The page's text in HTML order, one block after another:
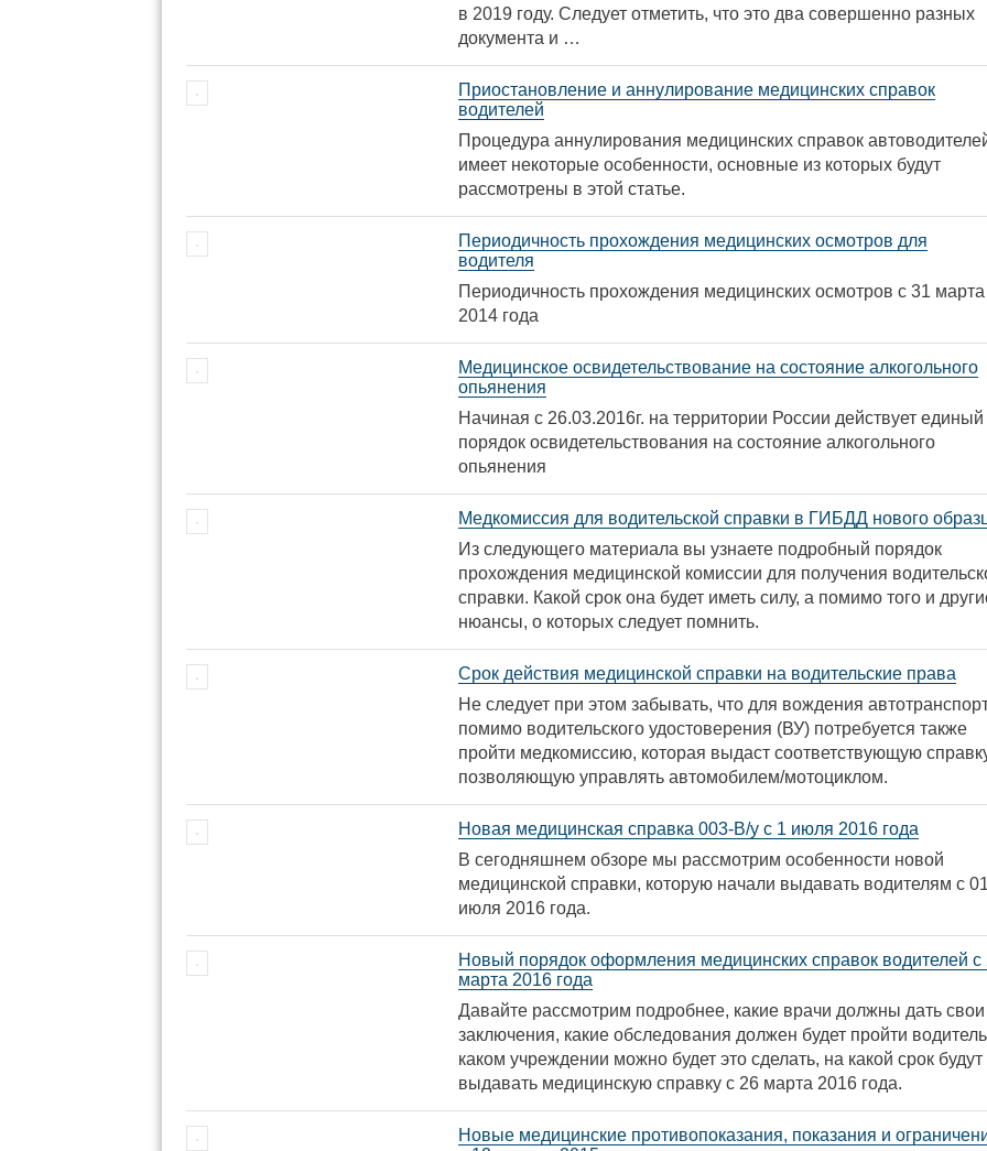
в 2019 году. Следует отметить, что это два совершенно разных
документа и …
Приостановление и аннулирование медицинских справок
водителей
Процедура аннулирования медицинских справок
имеет некоторые особенности, основные из которых будут
рассмотрены в этой статье.
Периодичность прохождения медицинских осмотров для
водителя
Периодичность прохождения медицинских осмотров с 31 марта
2014 года
Медицинское освидетельствование на состояние алкогольного
опьянения
Начиная с 26.03.2016г. на территории России действует единый
порядок освидетельствования на состояние алкогольного
опьянения
Медкомиссия для водительской справки в ГИБДД нового
Из следующего материала вы узнаете подробный порядок
прохождения медицинской комиссии для получения
справки. Какой срок она будет иметь силу, а помимо того и
нюансы, о которых следует помнить.
Срок действия медицинской справки на водительские права
Не следует при этом забывать, что для вождения
помимо водительского удостоверения (ВУ) потребуется также
пройти медкомиссию, которая выдаст соответствующую
позволяющую управлять автомобилем/мотоциклом.
Новая медицинская справка 003-В/у с 1 июля 2016 года
В сегодняшнем обзоре мы рассмотрим особенности новой
медицинской справки, которую начали выдавать водителям с 01
июля 2016 года.
Новый порядок оформления медицинских справок водителей с
марта 2016 года
Давайте рассмотрим подробнее, какие врачи должны дать свои
заключения, какие обследования должен будет пройти
каком учреждении можно будет это сделать, на какой срок будут
выдавать медицинскую справку с 26 марта 2016 года.
Новые медицинские противопоказания, показания и